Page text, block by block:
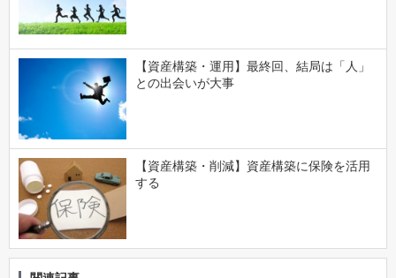
【資産構築・運用】最終回、結局は「人」
との出会いが大事
【資産構築・削減】資産構築に保険を活用
する